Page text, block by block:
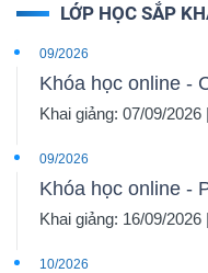
LỚP HỌC SẮP
09/2026
Khóa học online -
Khai giảng: 07/09/
09/2026
Khóa học online -
Khai giảng: 16/09/
10/2026